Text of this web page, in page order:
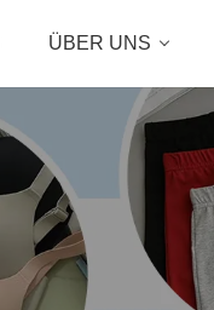
ÜBER UNS